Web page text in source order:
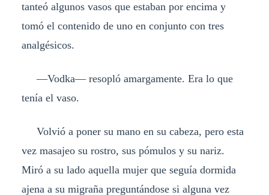
tanteó algunos vasos que estaban por encima y
tomó el contenido de uno en conjunto con tres
analgésicos.
—Vodka— resopló amargamente. Era lo que
tenía el vaso.
Volvió a poner su mano en su cabeza, pero esta
vez masajeo su rostro, sus pómulos y su nariz.
Miró a su lado aquella mujer que seguía dormida
ajena a su migraña preguntándose si alguna vez